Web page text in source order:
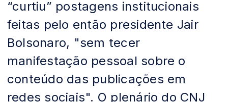
“curtiu” postagens institucionais
feitas pelo então presidente Jair
Bolsonaro, "sem tecer
manifestação pessoal sobre o
conteúdo das publicações em
redes sociais". O plenário do CNJ